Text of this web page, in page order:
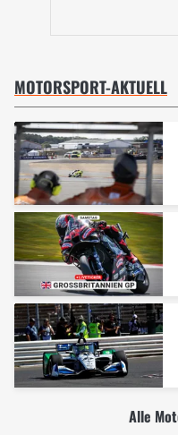
MOTORSPORT-AKTUELL
Alle